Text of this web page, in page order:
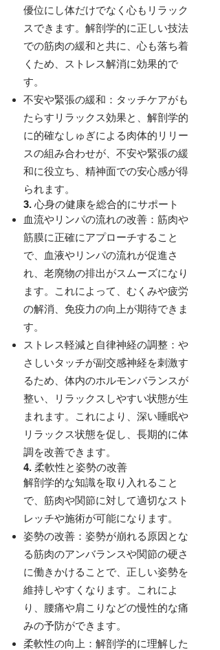
優位にし体だけでなく心もリラック
スできます。解剖学的に正しい技法
での筋肉の緩和と共に、心も落ち着
くため、ストレス解消に効果的で
す。
不安や緊張の緩和：タッチケアがも
たらすリラックス効果と、解剖学的
に的確なしゅぎによる肉体的リリー
スの組み合わせが、不安や緊張の緩
和に役立ち、精神面での安心感が得
られます。
3. 心身の健康を総合的にサポート
血流やリンパの流れの改善：筋肉や
筋膜に正確にアプローチすること
で、血液やリンパの流れが促進さ
れ、老廃物の排出がスムーズになり
ます。これによって、むくみや疲労
の解消、免疫力の向上が期待できま
す。
ストレス軽減と自律神経の調整：や
さしいタッチが副交感神経を刺激す
るため、体内のホルモンバランスが
整い、リラックスしやすい状態が生
まれます。これにより、深い睡眠や
リラックス状態を促し、長期的に体
調を改善できます。
4. 柔軟性と姿勢の改善
解剖学的な知識を取り入れること
で、筋肉や関節に対して適切なスト
レッチや施術が可能になります。
姿勢の改善：姿勢が崩れる原因とな
る筋肉のアンバランスや関節の硬さ
に働きかけることで、正しい姿勢を
維持しやすくなります。これによ
り、腰痛や肩こりなどの慢性的な痛
みの予防ができます。
柔軟性の向上：解剖学的に理解した